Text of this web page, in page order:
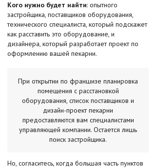
Кого нужно будет найти: опытного
застройщика, поставщиков оборудования,
технического специалиста, который подскажет
как расставить это оборудование, и
дизайнера, который разработает проект по
оформлению вашей пекарни.
При открытии по франшизе планировка
помещения с расстановкой
оборудования, список поставщиков и
дизайн-проект пекарни
предоставляются вам специалистами
управляющей компании. Остается лишь
поиск застройщика.
Но, согласитесь, когда большая часть пунктов